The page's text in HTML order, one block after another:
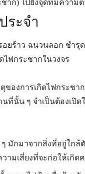
าก) ไปยังจุดที่มีความ
ระจำ
ยร้าว ฉนวนลอก ชำ
ไฟกระชากในวงจร
ของการเกิดไฟกระ
นั้น ๆ จำเป็นต้องเปิ
กมาจากสิ่งที่อยู่ใก
ามเสี่ยงที่จะก่อให้เ